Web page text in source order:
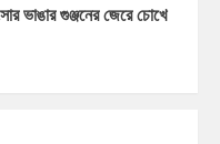
ভাঙার গুঞ্জনের জেরে চোখে